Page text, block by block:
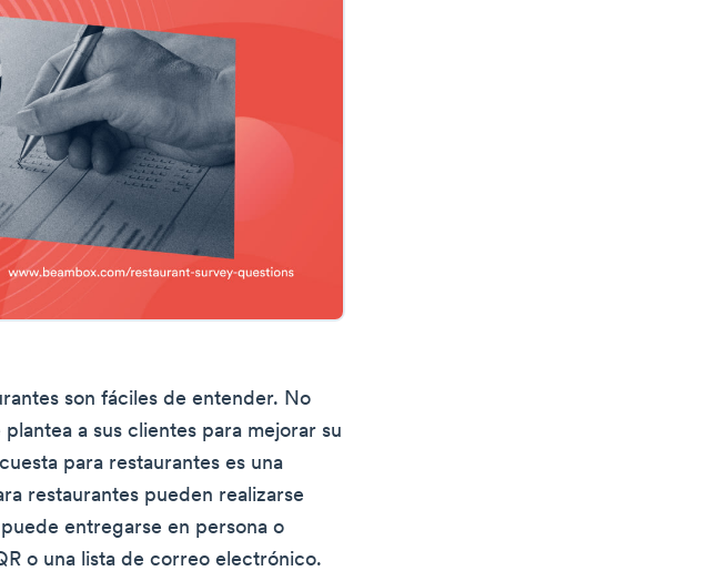
son fáciles de entender. No
a sus clientes para mejorar su
para restaurantes es una
restaurantes pueden realizarse
entregarse en persona o
o una lista de correo electrónico.